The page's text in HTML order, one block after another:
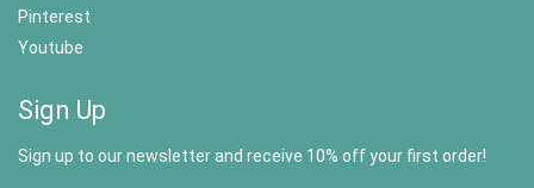
Pinterest
Youtube
Sign Up
Sign up to our newsletter and receive 10% off your first order!